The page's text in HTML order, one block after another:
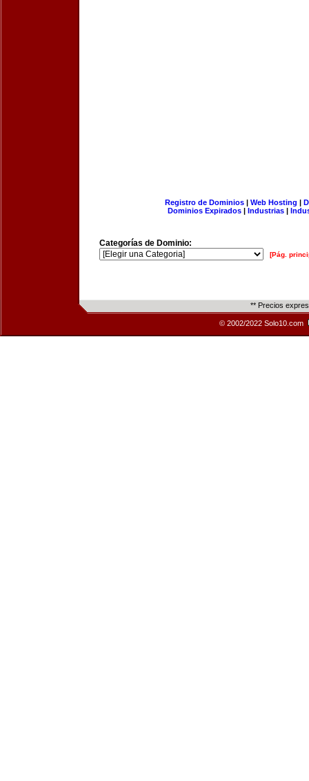
Registro de Dominios| Web Hosting |
Dominios Expirados | Industrias |
Categorías de Dominio:
[Pág.
** Precios
© 2002/2022 Solo10.com